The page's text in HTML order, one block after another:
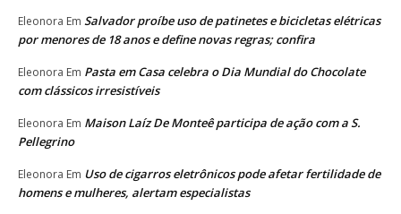
Eleonora Em Salvador proíbe uso de patinetes e bicicletas elétricas
por menores de 18 anos e define novas regras; confira
Eleonora Em Pasta em Casa celebra o Dia Mundial do Chocolate
com clássicos irresistíveis
Eleonora Em Maison Laíz De Monteê participa de ação com a S.
Pellegrino
Eleonora Em Uso de cigarros eletrônicos pode afetar fertilidade de
homens e mulheres, alertam especialistas